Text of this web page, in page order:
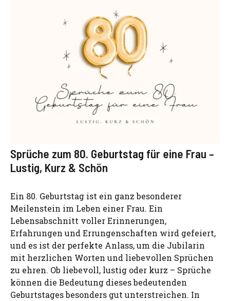
Sprüche zum 80. Geburtstag für eine Frau –
Lustig, Kurz & Schön
Ein 80. Geburtstag ist ein ganz besonderer
Meilenstein im Leben einer Frau. Ein
Lebensabschnitt voller Erinnerungen,
Erfahrungen und Errungenschaften wird gefeiert,
und es ist der perfekte Anlass, um die Jubilarin
mit herzlichen Worten und liebevollen Sprüchen
zu ehren. Ob liebevoll, lustig oder kurz – Sprüche
können die Bedeutung dieses bedeutenden
Geburtstages besonders gut unterstreichen. In